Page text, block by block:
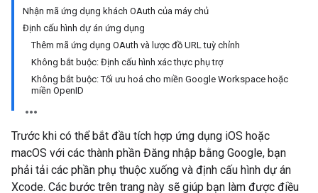
Nhận mã ứng dụng khách OAuth của máy chủ
Định cấu hình dự án ứng dụng
Thêm mã ứng dụng OAuth và lược đồ URL tuỳ chỉnh
Không bắt buộc: Định cấu hình xác thực phụ trợ
Không bắt buộc: Tối ưu hoá cho miền Google Workspace hoặc
miền OpenID
Trước khi có thể bắt đầu tích hợp ứng dụng iOS hoặc
macOS với các thành phần Đăng nhập bằng Google, bạn
phải tải các phần phụ thuộc xuống và định cấu hình dự án
Xcode. Các bước trên trang này sẽ giúp bạn làm được điều